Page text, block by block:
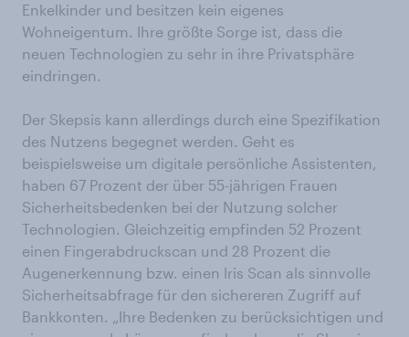
Enkelkinder und besitzen kein eigenes
Wohneigentum. Ihre größte Sorge ist, dass die
neuen Technologien zu sehr in ihre Privatsphäre
eindringen.
Der Skepsis kann allerdings durch eine Spezifikation
des Nutzens begegnet werden. Geht es
beispielsweise um digitale persönliche Assistenten,
haben 67 Prozent der über 55-jährigen Frauen
Sicherheitsbedenken bei der Nutzung solcher
Technologien. Gleichzeitig empfinden 52 Prozent
einen Fingerabdruckscan und 28 Prozent die
Augenerkennung bzw. einen Iris Scan als sinnvolle
Sicherheitsabfrage für den sichereren Zugriff auf
Bankkonten. „Ihre Bedenken zu berücksichtigen und